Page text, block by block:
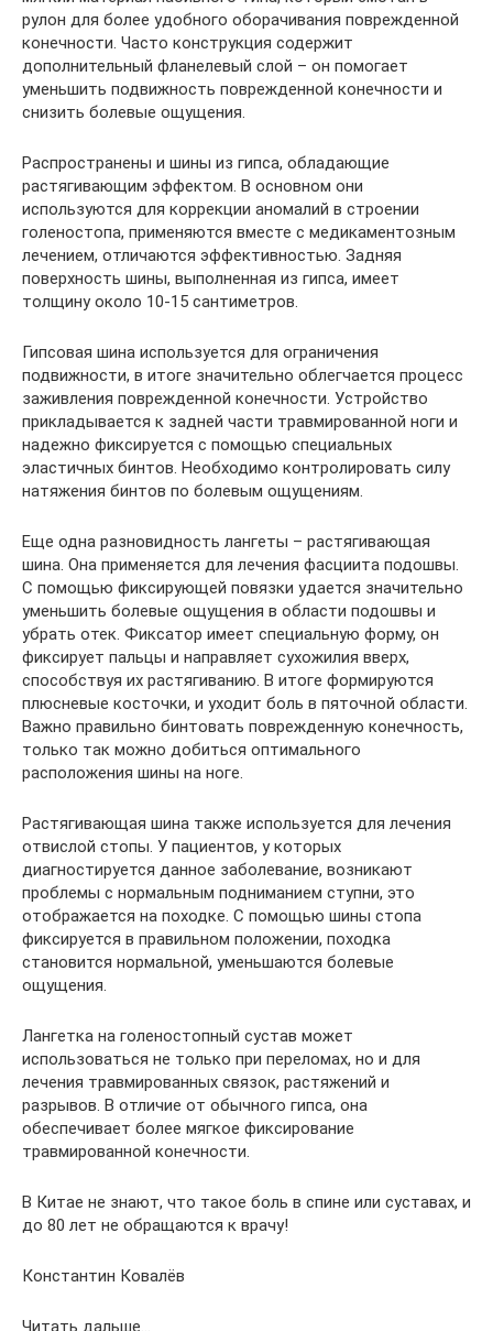
рулон для более удобного оборачивания поврежденной
конечности. Часто конструкция содержит
дополнительный фланелевый слой – он помогает
уменьшить подвижность поврежденной конечности и
снизить болевые ощущения.
Распространены и шины из гипса, обладающие
растягивающим эффектом. В основном они
используются для коррекции аномалий в строении
голеностопа, применяются вместе с медикаментозным
лечением, отличаются эффективностью. Задняя
поверхность шины, выполненная из гипса, имеет
толщину около 10-15 сантиметров.
Гипсовая шина используется для ограничения
подвижности, в итоге значительно облегчается процесс
заживления поврежденной конечности. Устройство
прикладывается к задней части травмированной ноги и
надежно фиксируется с помощью специальных
эластичных бинтов. Необходимо контролировать силу
натяжения бинтов по болевым ощущениям.
Еще одна разновидность лангеты – растягивающая
шина. Она применяется для лечения фасциита подошвы.
С помощью фиксирующей повязки удается значительно
уменьшить болевые ощущения в области подошвы и
убрать отек. Фиксатор имеет специальную форму, он
фиксирует пальцы и направляет сухожилия вверх,
способствуя их растягиванию. В итоге формируются
плюсневые косточки, и уходит боль в пяточной области.
Важно правильно бинтовать поврежденную конечность,
только так можно добиться оптимального
расположения шины на ноге.
Растягивающая шина также используется для лечения
отвислой стопы. У пациентов, у которых
диагностируется данное заболевание, возникают
проблемы с нормальным подниманием ступни, это
отображается на походке. С помощью шины стопа
фиксируется в правильном положении, походка
становится нормальной, уменьшаются болевые
ощущения.
Лангетка на голеностопный сустав может
использоваться не только при переломах, но и для
лечения травмированных связок, растяжений и
разрывов. В отличие от обычного гипса, она
обеспечивает более мягкое фиксирование
травмированной конечности.
В Китае не знают, что такое боль в спине или суставах, и
до 80 лет не обращаются к врачу!
Константин Ковалёв
Читать дальше…